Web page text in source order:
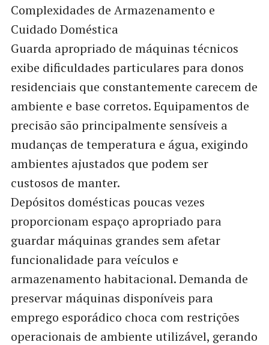
Complexidades de Armazenamento e
Cuidado Doméstica
Guarda apropriado de máquinas técnicos
exibe dificuldades particulares para donos
residenciais que constantemente carecem de
ambiente e base corretos. Equipamentos de
precisão são principalmente sensíveis a
mudanças de temperatura e água, exigindo
ambientes ajustados que podem ser
custosos de manter.
Depósitos domésticas poucas vezes
proporcionam espaço apropriado para
guardar máquinas grandes sem afetar
funcionalidade para veículos e
armazenamento habitacional. Demanda de
preservar máquinas disponíveis para
emprego esporádico choca com restrições
operacionais de ambiente utilizável, gerando